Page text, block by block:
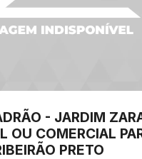
- JARDIM
OU COMERCIAL
PRETO